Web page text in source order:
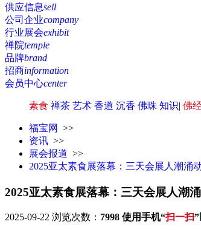
供应信息sell
公司企业company
行业展会exhibit
禅院temple
品牌brand
招商information
会员中心center
素食 禅茶 艺术 香道 沉香 佛珠 知识| 佛
福宝网
>>
资讯 >>
展会报道 >>
2025亚太素食展落幕：三天会展人潮涌
2025亚太素食展落幕：三天会展人潮
2025-09-22 浏览次数： 7998 使用手机“扫一扫